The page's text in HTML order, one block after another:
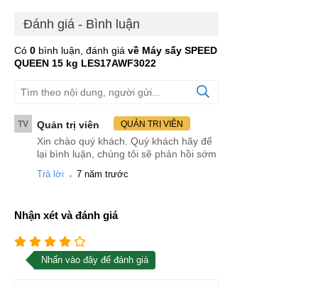
Đánh giá - Bình luận
Có 0 bình luận, đánh giá về Máy sấy SPEED
QUEEN 15 kg LES17AWF3022
TV Quản trị viên QUẢN TRỊ VIÊN
Xin chào quý khách. Quý khách hãy để
lại bình luận, chúng tôi sẽ phản hồi sớm
Trả lời . 7 năm trước
Nhận xét và đánh giá
Nhấn vào đây để đánh giá